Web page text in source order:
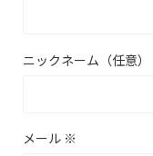
ニックネーム（任意）
メール ※